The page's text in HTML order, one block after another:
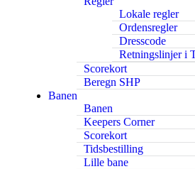
Lokale regler
Ordensregler
Dresscode
Retningslinjer i
Scorekort
Beregn SHP
Banen
Banen
Keepers Corner
Scorekort
Tidsbestilling
Lille bane